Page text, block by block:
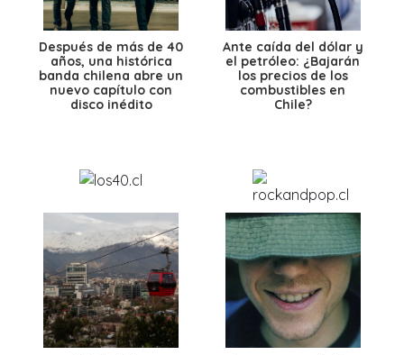
Después de más de 40
años, una histórica
banda chilena abre un
nuevo capítulo con
disco inédito
Ante caída del dólar y
el petróleo: ¿Bajarán
los precios de los
combustibles en
Chile?